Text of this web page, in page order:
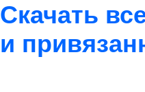
Скачать
и